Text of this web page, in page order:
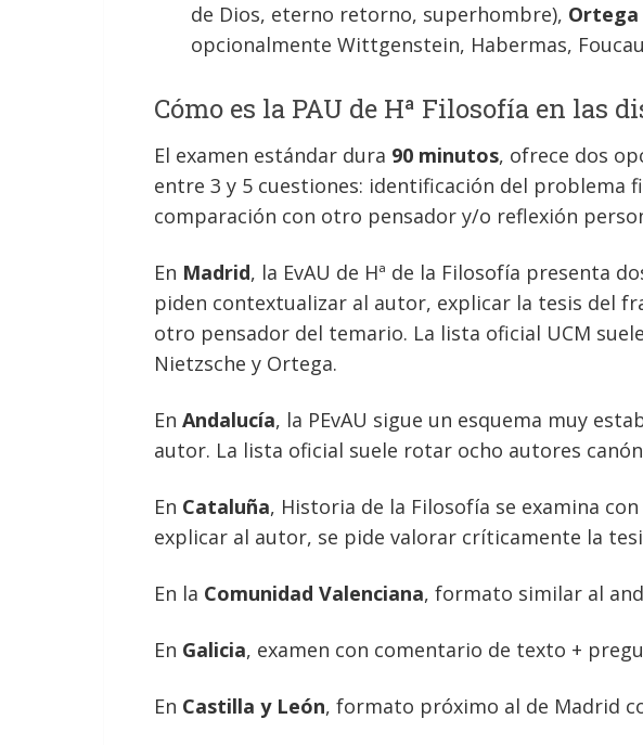
de Dios, eterno retorno, superhombre), Ortega
opcionalmente Wittgenstein, Habermas,
Cómo es la PAU de Hª Filosofía en las
El examen estándar dura 90 minutos, ofrece dos
entre 3 y 5 cuestiones: identificación del problema
comparación con otro pensador y/o reflexión
En Madrid, la EvAU de Hª de la Filosofía presenta
piden contextualizar al autor, explicar la tesis del
otro pensador del temario. La lista oficial UCM
Nietzsche y Ortega.
En Andalucía, la PEvAU sigue un esquema muy
autor. La lista oficial suele rotar ocho autores
En Cataluña, Historia de la Filosofía se examina
explicar al autor, se pide valorar críticamente la
En la Comunidad Valenciana, formato similar al
En Galicia, examen con comentario de texto +
En Castilla y León, formato próximo al de Madrid